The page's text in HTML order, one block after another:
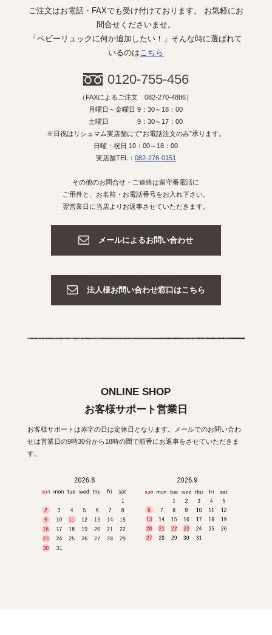
ご注文はお電話・FAXでも受け付けております。 お気軽にお
問合せくださいませ。
「ベビーリュックに何か追加したい！」そんな時に選ばれて
いるのは こちら
0120-755-456
（FAXによるご注文 082-270-4886）
月曜日～金曜日 9：30～18：00
土曜日 9：30～17：00
※日祝はリシュマム実店舗にて“お電話注文のみ”承ります。
日曜・祝日 10：00～18：00
実店舗TEL： 082-276-0151
その他のお問合せ・ご連絡は留守番電話に
ご用件と、お名前・お電話番号をお入れ下さい。
翌営業日に当店よりお返事させていただきます。
メールによるお問い合わせ
法人様お問い合わせ窓口はこちら
ONLINE SHOP
お客様サポート営業日
お客様サポートは赤字の日は定休日となります。メールでのお問い合わ
せは営業日の9時30分から18時の間で順番にお返事をさせていただきま
す。